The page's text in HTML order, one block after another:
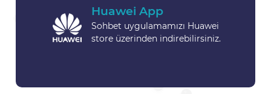
Huawei App
Sohbet uygulamamızı Huawei
store üzerinden indirebilirsiniz.